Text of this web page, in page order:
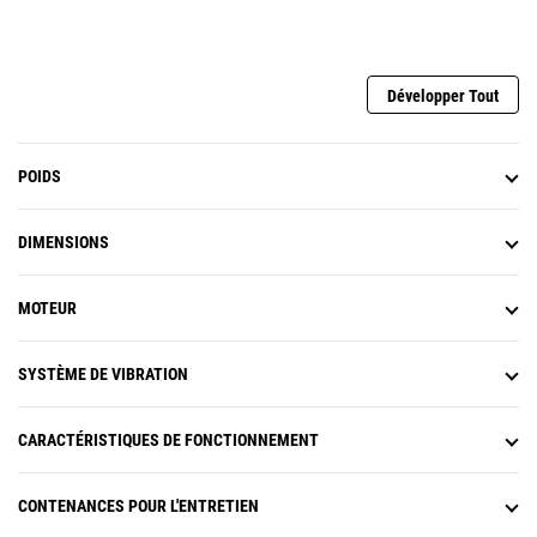
Développer Tout
POIDS
DIMENSIONS
MOTEUR
SYSTÈME DE VIBRATION
CARACTÉRISTIQUES DE FONCTIONNEMENT
CONTENANCES POUR L'ENTRETIEN